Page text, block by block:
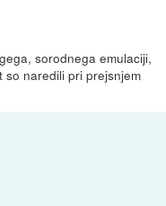
sorodnega emulaciji,
so naredili pri prejsnjem